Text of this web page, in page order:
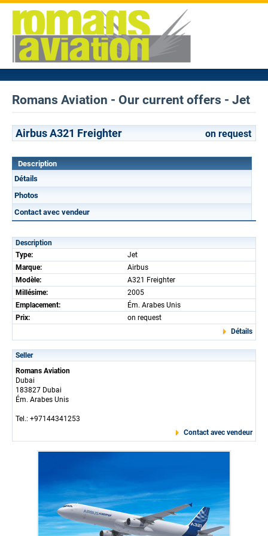
Romans Aviation - Our current offers - Jet
Airbus A321 Freighter on request
Description
Détails
Photos
Contact avec vendeur
Description
Type:
Jet
Marque:
Airbus
Modèle:
A321 Freighter
Millésime:
2005
Emplacement:
Ém. Arabes Unis
Prix:
on request
Détails
Seller
Romans Aviation
Dubai
183827 Dubai
Ém. Arabes Unis
Tel.: +97144341253
Contact avec vendeur